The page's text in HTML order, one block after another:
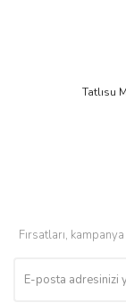
Tatlısu
Fırsatları,